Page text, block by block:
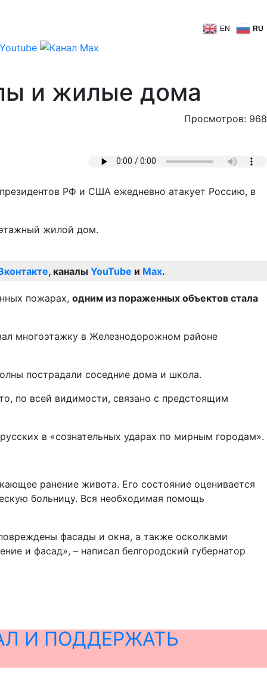
EN RU
и жилые дома
Просмотров: 968
РФ и США ежедневно атакует Россию, в
жилой дом.
, каналы YouTube и Max.
пожарах, одним из пораженных объектов стала
многоэтажку в Железнодорожном районе
пострадали соседние дома и школа.
по всей видимости, связано с предстоящим
в «сознательных ударах по мирным городам».
ранение живота. Его состояние оценивается
больницу. Вся необходимая помощь
фасады и окна, а также осколками
и фасад», – написал белгородский губернатор
И ПОДДЕРЖАТЬ